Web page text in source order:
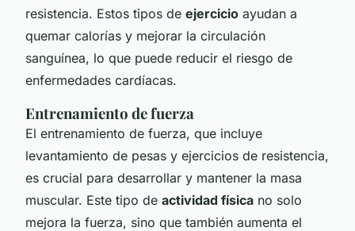
resistencia. Estos tipos de ejercicio ayudan a
quemar calorías y mejorar la circulación
sanguínea, lo que puede reducir el riesgo de
enfermedades cardíacas.
Entrenamiento de fuerza
El entrenamiento de fuerza, que incluye
levantamiento de pesas y ejercicios de resistencia,
es crucial para desarrollar y mantener la masa
muscular. Este tipo de actividad física no solo
mejora la fuerza, sino que también aumenta el